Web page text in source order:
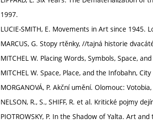
1997.
LUCIE-SMITH, E. Movements in Art since 1945.
MARCUS, G. Stopy rtěnky, //tajná historie
MITCHEL W. Placing Words, Symbols, Space,
MITCHEL W. Space, Place, and the Infobahn,
MORGANOVÁ, P. Akční umění. Olomouc:
NELSON, R., S., SHIFF, R. et al. Kritické pojmy
PIOTROWSKY, P. In the Shadow of Yalta. Art